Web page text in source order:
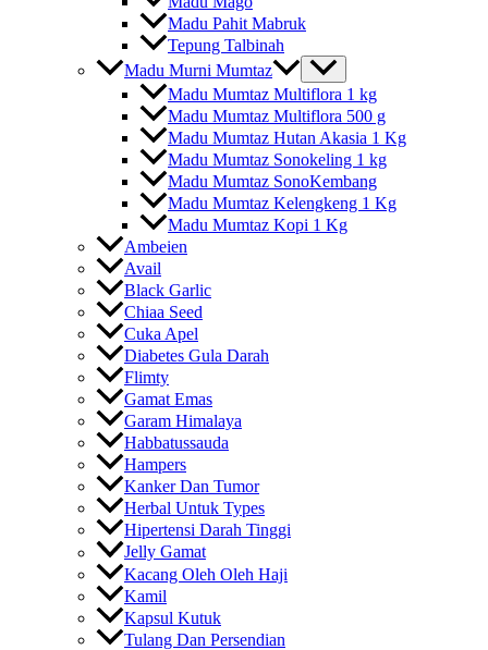
Madu Pahit Mabruk
Tepung Talbinah
Madu Murni Mumtaz
Madu Mumtaz Multiflora 1 kg
Madu Mumtaz Multiflora 500 g
Madu Mumtaz Hutan Akasia 1 Kg
Madu Mumtaz Sonokeling 1 kg
Madu Mumtaz SonoKembang
Madu Mumtaz Kelengkeng 1 Kg
Madu Mumtaz Kopi 1 Kg
Ambeien
Avail
Black Garlic
Chiaa Seed
Cuka Apel
Diabetes Gula Darah
Flimty
Gamat Emas
Garam Himalaya
Habbatussauda
Hampers
Kanker Dan Tumor
Herbal Untuk Types
Hipertensi Darah Tinggi
Jelly Gamat
Kacang Oleh Oleh Haji
Kamil
Kapsul Kutuk
Tulang Dan Persendian